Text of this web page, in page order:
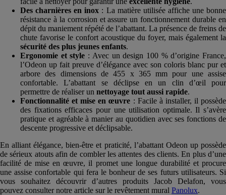
Des charnières en inox : La matière utilisée affiche une bonne
résistance à la corrosion et assure un fonctionnement durable en
dépit du maniement répété de l’abattant. La présence de freins de
chute favorise le confort acoustique du foyer, mais également la
sécurité des plus jeunes enfants.
Ergonomie et style : Avec un design 100 % d’origine France,
l’Odeon up fait preuve d’élégance avec son coloris blanc pur et
arbore des dimensions de 455 x 365 mm pour une assise
confortable. L’abattant se déclipse en un clin d’œil pour
permettre de réaliser un nettoyage tout aussi rapide.
Fonctionnalité et mise en œuvre : Facile à installer, il possède
des fixations efficaces pour une utilisation optimale. Il s’avère
pratique et agréable à manier au quotidien avec ses fonctions de
descente progressive et déclipsable.
En alliant élégance, bien-être et praticité, l’abattant Odeon up possède
de sérieux atouts afin de combler les attentes des clients. En plus d’une
facilité de mise en œuvre, il promet une longue durabilité et procure
une assise confortable qui fera le bonheur de ses futurs utilisateurs. Si
vous souhaitez découvrir d’autres produits Jacob Delafon, vous
pouvez consulter notre article sur le revêtement mural Panolux.